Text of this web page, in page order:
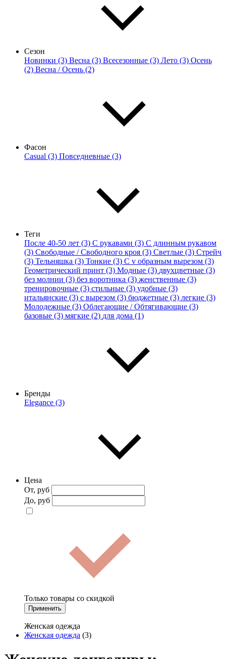
Сезон
Новинки (3) Весна (3) Всесезонные (3) Лето (3) Осень
(2) Весна / Осень (2)
Фасон
Casual (3) Повседневные (3)
Теги
После 40-50 лет (3) С рукавами (3) С длинным рукавом
(3) Свободные / Свободного кроя (3) Светлые (3) Стрейч
(3) Тельняшка (3) Тонкие (3) С v образным вырезом (3)
Геометрический принт (3) Модные (3) двухцветные (3)
без молнии (3) без воротника (3) женственные (3)
тренировочные (3) стильные (3) удобные (3)
итальянские (3) с вырезом (3) бюджетные (3) легкие (3)
Молодежные (3) Облегающие / Обтягивающие (3)
базовые (3) мягкие (2) для дома (1)
Бренды
Elegance (3)
Цена
От, руб
До, руб
Только товары со скидкой
Применить
Женская одежда
Женская одежда (3)